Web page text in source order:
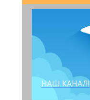
НАШ КАНАЛ!